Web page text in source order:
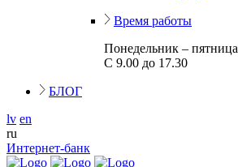
Время работы
Понедельник – пятница
С 9.00 до 17.30
БЛОГ
lv en
ru
Интернет-банк